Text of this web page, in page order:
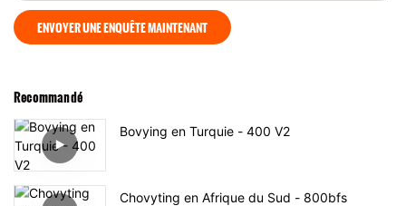
ENVOYER UNE ENQUÊTE MAINTENANT
Recommandé
Bovying en Turquie - 400 V2
Chovyting en Afrique du Sud - 800bfs